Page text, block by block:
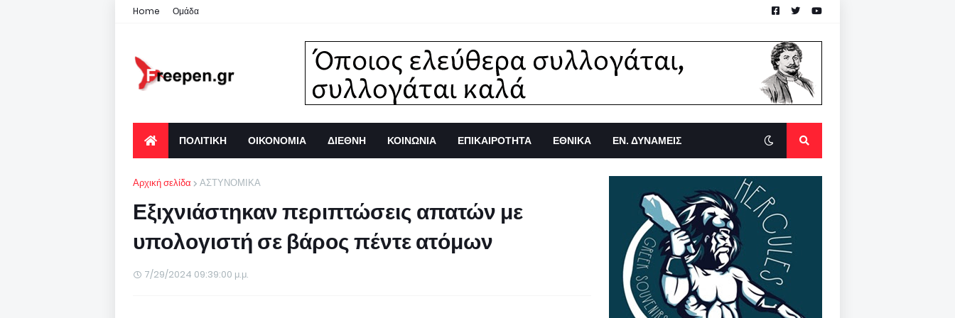
Home Ομάδα
ΠΟΛΙΤΙΚΗ ΟΙΚΟΝΟΜΙΑ ΔΙΕΘΝΗ ΚΟΙΝΩΝΙΑ ΕΠΙΚΑΙΡΟΤΗΤΑ ΕΘΝΙΚΑ ΕΝ. ΔΥΝΑΜΕΙΣ
Αρχική σελίδα ΑΣΤΥΝΟΜΙΚΑ
Εξιχνιάστηκαν περιπτώσεις απατών με
υπολογιστή σε βάρος πέντε ατόμων
7/29/2024 09:39:00 μ.μ.